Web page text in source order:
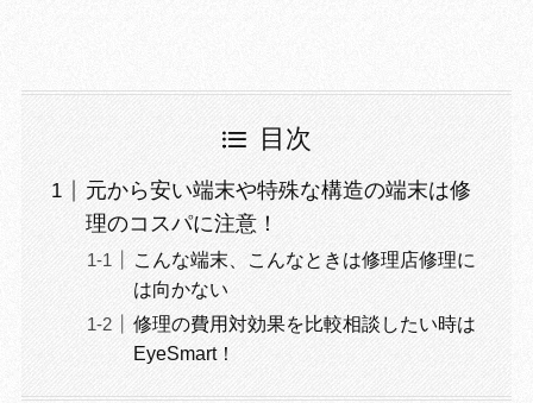
目次
元から安い端末や特殊な構造の端末は修
理のコスパに注意！
こんな端末、こんなときは修理店修理に
は向かない
修理の費用対効果を比較相談したい時は
EyeSmart！